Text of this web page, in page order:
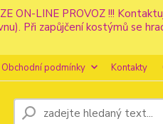
ON-LINE PROVOZ !!!
Při zapůjčení kostýmů se
Obchodní podmínky Kontakty